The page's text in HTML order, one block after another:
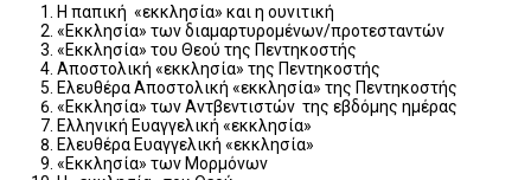
Η παπική «εκκλησία» και η ουνιτική
«Εκκλησία» των διαμαρτυρομένων/προτεσταντών
«Εκκλησία» του Θεού της Πεντηκοστής
Αποστολική «εκκλησία» της Πεντηκοστής
Ελευθέρα Αποστολική «εκκλησία» της Πεντηκοστής
«Εκκλησία» των Αντβεντιστών της εβδόμης ημέρας
Ελληνική Ευαγγελική «εκκλησία»
Ελευθέρα Ευαγγελική «εκκλησία»
«Εκκλησία» των Μορμόνων